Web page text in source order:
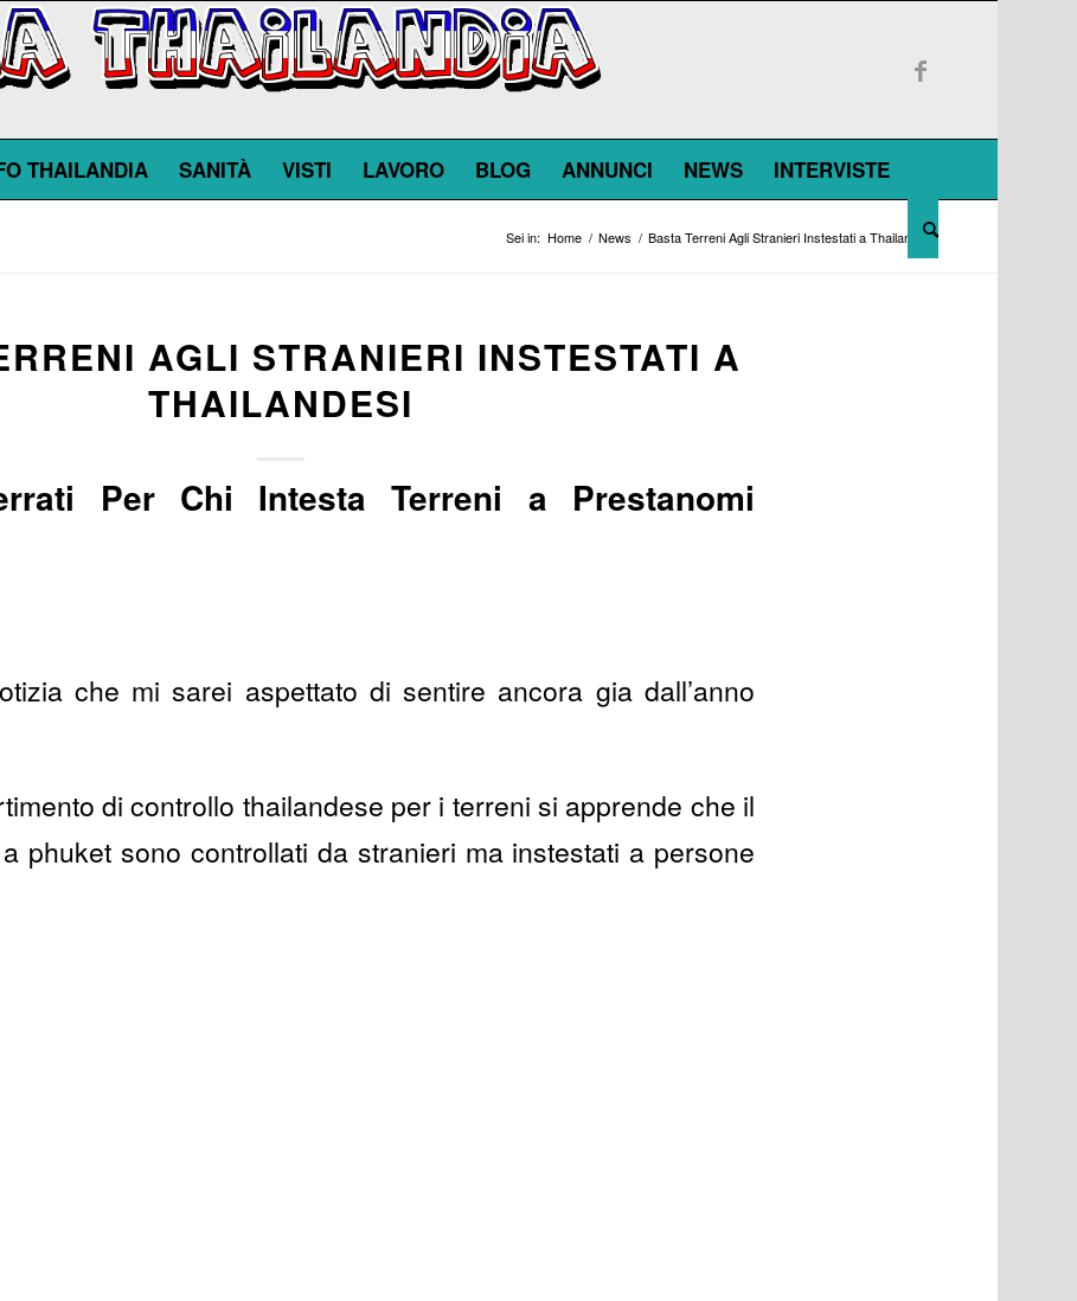
THAILANDIA SANITÀ VISTI LAVORO BLOG ANNUNCI NEWS INTERVISTE
Sei in: Home / News / Basta Terreni Agli Stranieri Instestati a Thailandesi
AGLI STRANIERI INSTESTATI A
THAILANDESI
Per Chi Intesta Terreni a Prestanomi
che mi sarei aspettato di sentire ancora gia dall’anno
di controllo thailandese per i terreni si apprende che il
phuket sono controllati da stranieri ma instestati a persone